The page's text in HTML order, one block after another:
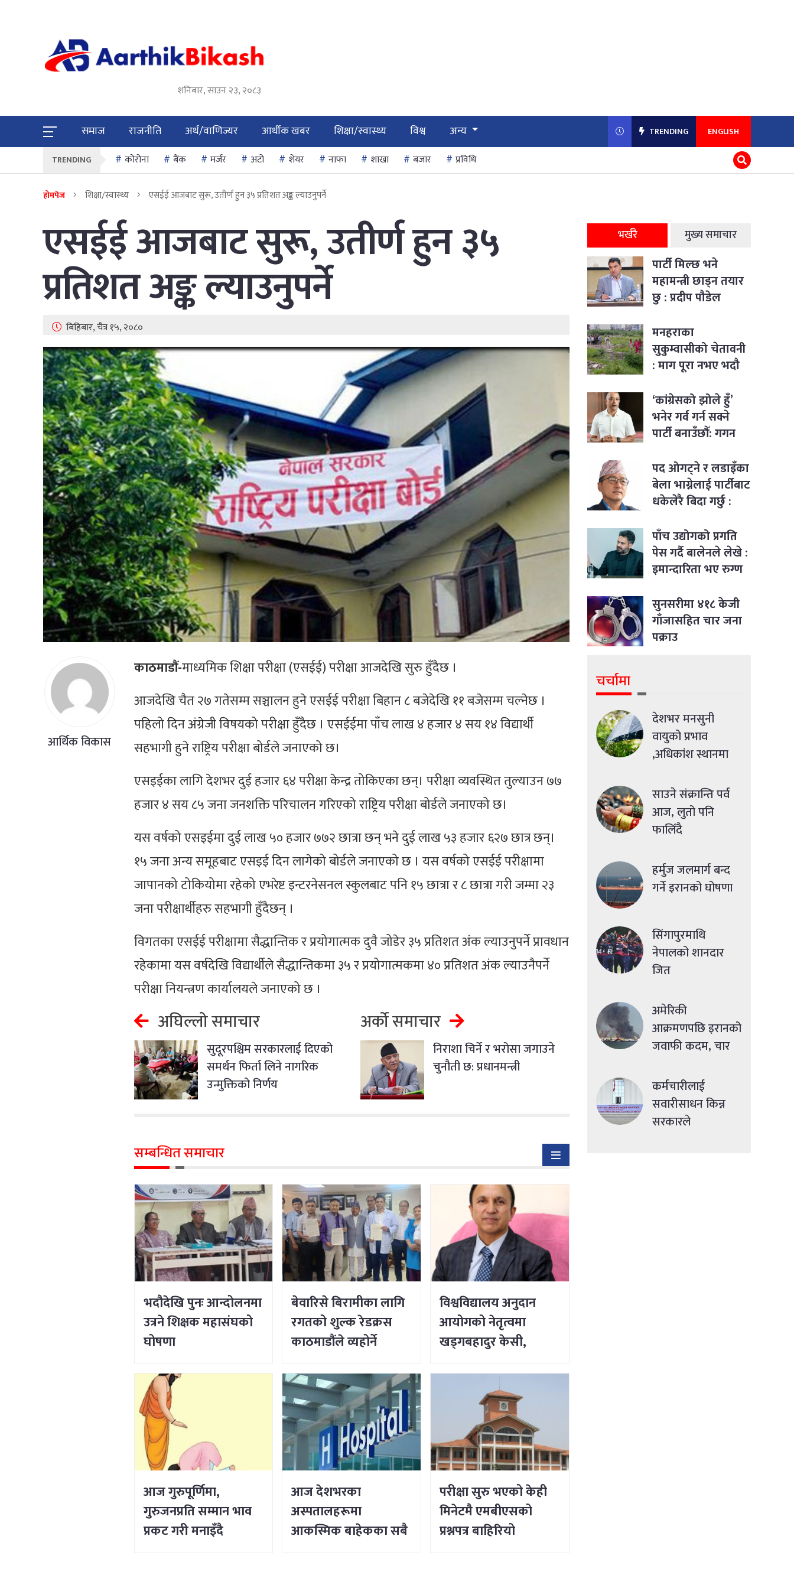
शनिबार, साउन २३, २०८३
समाज राजनीति अर्थ/वाणिज्यर आर्थीक खबर शिक्षा/स्वास्थ्य विश्व अन्य TRENDING ENGLISH
TRENDING कोरोना बैंक मर्जर अटो शेयर नाफा शाखा बजार प्रविधि
होमपेज शिक्षा/स्वास्थ्य एसईई आजबाट सुरू, उतीर्ण हुन ३५ प्रतिशत अङ्क ल्याउनुपर्ने
एसईई आजबाट सुरू, उतीर्ण हुन ३५
प्रतिशत अङ्क ल्याउनुपर्ने
बिहिबार, चैत्र १५, २०८०
आर्थिक विकास
काठमाडौं-माध्यमिक शिक्षा परीक्षा (एसईई) परीक्षा आजदेखि सुरु हुँदैछ ।
आजदेखि चैत २७ गतेसम्म सञ्चालन हुने एसईई परीक्षा बिहान ८ बजेदेखि ११ बजेसम्म चल्नेछ ।
पहिलो दिन अंग्रेजी विषयको परीक्षा हुँदैछ । एसईईमा पाँच लाख ४ हजार ४ सय १४ विद्यार्थी
सहभागी हुने राष्ट्रिय परीक्षा बोर्डले जनाएको छ।
एसइईका लागि देशभर दुई हजार ६४ परीक्षा केन्द्र तोकिएका छन्। परीक्षा व्यवस्थित तुल्याउन ७७
हजार ४ सय ८५ जना जनशक्ति परिचालन गरिएको राष्ट्रिय परीक्षा बोर्डले जनाएको छ।
यस वर्षको एसइईमा दुई लाख ५० हजार ७७२ छात्रा छन् भने दुई लाख ५३ हजार ६२७ छात्र छन्।
१५ जना अन्य समूहबाट एसइई दिन लागेको बोर्डले जनाएको छ । यस वर्षको एसईई परीक्षामा
जापानको टोकियोमा रहेको एभरेष्ट इन्टरनेसनल स्कुलबाट पनि १५ छात्रा र ८ छात्रा गरी जम्मा २३
जना परीक्षार्थीहरु सहभागी हुँदैछन् ।
विगतका एसईई परीक्षामा सैद्धान्तिक र प्रयोगात्मक दुवै जोडेर ३५ प्रतिशत अंक ल्याउनुपर्ने प्रावधान
रहेकामा यस वर्षदेखि विद्यार्थीले सैद्धान्तिकमा ३५ र प्रयोगात्मकमा ४० प्रतिशत अंक ल्याउनैपर्ने
परीक्षा नियन्त्रण कार्यालयले जनाएको छ ।
अघिल्लो समाचार
सुदूरपश्चिम सरकारलाई दिएको
समर्थन फिर्ता लिने नागरिक
उन्मुक्तिको निर्णय
अर्को समाचार
निराशा चिर्ने र भरोसा जगाउने
चुनौती छ: प्रधानमन्त्री
सम्बन्धित समाचार
भदौदेखि पुनः आन्दोलनमा
उत्रने शिक्षक महासंघको
घोषणा
बेवारिसे बिरामीका लागि
रगतको शुल्क रेडक्रस
काठमाडौंले व्यहोर्ने
विश्वविद्यालय अनुदान
आयोगको नेतृत्वमा
खड्गबहादुर केसी,
आज गुरुपूर्णिमा,
गुरुजनप्रति सम्मान भाव
प्रकट गरी मनाइँदै
आज देशभरका
अस्पतालहरूमा
आकस्मिक बाहेकका सबै
परीक्षा सुरु भएको केही
मिनेटमै एमबीएसको
प्रश्नपत्र बाहिरियो
भर्खरै मुख्य समाचार
पार्टी मिल्छ भने
महामन्त्री छाड्न तयार
छु : प्रदीप पौडेल
मनहराका
सुकुम्वासीको चेतावनी
: माग पूरा नभए भदौ
‘कांग्रेसको झोले हुँ’
भनेर गर्व गर्न सक्ने
पार्टी बनाउँछौँ: गगन
पद ओगट्ने र लडाइँका
बेला भाग्नेलाई पार्टीबाट
धकेलेरै बिदा गर्छु :
पाँच उद्योगको प्रगति
पेस गर्दै बालेनले लेखे :
इमान्दारिता भए रुग्ण
जीवन भर्न सकिने रहेछ
सुनसरीमा ४१८ केजी
गाँजासहित चार जना
पक्राउ
चर्चामा
देशभर मनसुनी
वायुको प्रभाव
,अधिकांश स्थानमा
साउने संक्रान्ति पर्व
आज, लुतो पनि
फालिँदै
हर्मुज जलमार्ग बन्द
गर्ने इरानको घोषणा
सिंगापुरमाथि
नेपालको शानदार
जित
अमेरिकी
आक्रमणपछि इरानको
जवाफी कदम, चार
कर्मचारीलाई
सवारीसाधन किन्न
सरकारले